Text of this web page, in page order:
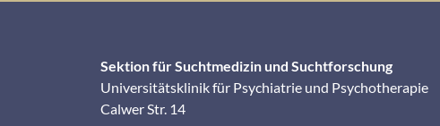
Sektion für Suchtmedizin und Suchtforschung
Universitätsklinik für Psychiatrie und Psychotherapie
Calwer Str. 14